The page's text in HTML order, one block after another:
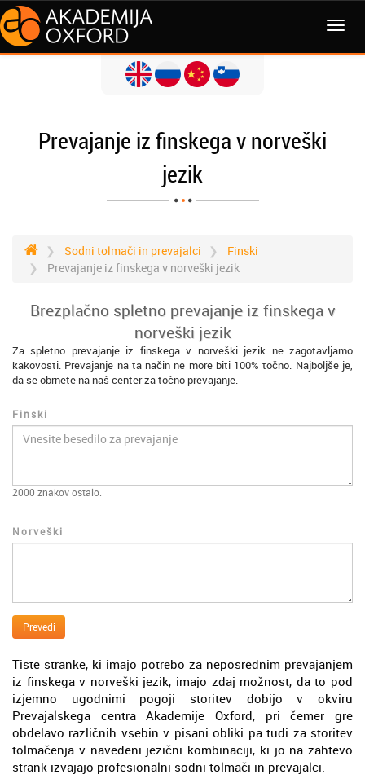
MENI
Prevajanje iz finskega v norveški
jezik
Sodni tolmači in prevajalci
Finski
Prevajanje iz finskega v norveški jezik
Brezplačno spletno prevajanje iz finskega v
norveški jezik
Za spletno prevajanje iz finskega v norveški jezik ne zagotavljamo
kakovosti. Prevajanje na ta način ne more biti 100% točno. Najboljše je,
da se obrnete na naš center za točno prevajanje.
Finski
2000 znakov ostalo.
Norveški
Prevedi
Tiste stranke, ki imajo potrebo za neposrednim prevajanjem
iz finskega v norveški jezik, imajo zdaj možnost, da to pod
izjemno ugodnimi pogoji storitev dobijo v okviru
Prevajalskega centra Akademije Oxford, pri čemer gre
obdelavo različnih vsebin v pisani obliki pa tudi za storitev
tolmačenja v navedeni jezični kombinaciji, ki jo na zahtevo
strank izvajajo profesionalni sodni tolmači in prevajalci.